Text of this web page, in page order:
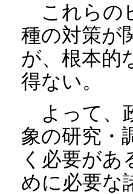
これらの
種の対策が
が、根本的
得ない。
よって、
象の研究・
く必要があ
めに必要な